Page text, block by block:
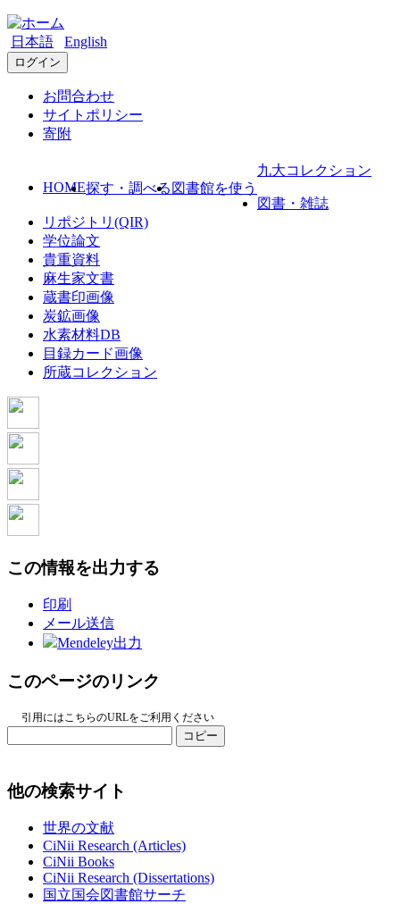
日本語 English
ログイン
お問合わせ
サイトポリシー
寄附
HOME探す・調べる 図書館を使う
九大コレクション
図書・雑誌
リポジトリ(QIR)
学位論文
貴重資料
麻生家文書
蔵書印画像
炭鉱画像
水素材料DB
目録カード画像
所蔵コレクション
この情報を出力する
印刷
メール送信
Mendeley出力
このページのリンク
引用にはこちらのURLをご利用ください
コピー
他の検索サイト
世界の文献
CiNii Research (Articles)
CiNii Books
CiNii Research (Dissertations)
国立国会図書館サーチ